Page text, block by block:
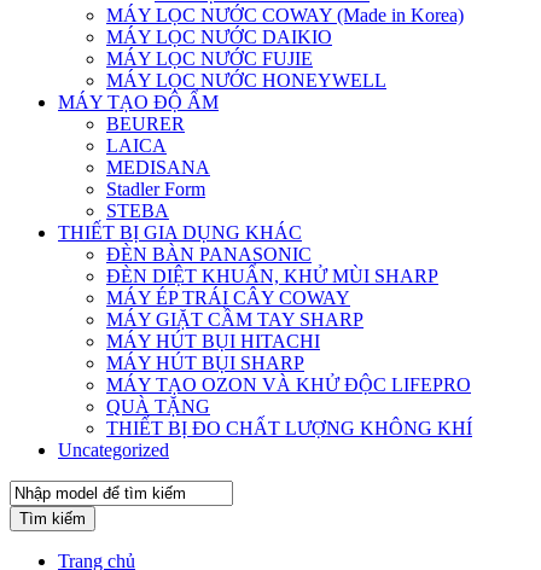
MÁY LỌC NƯỚC COWAY (Made in Korea)
MÁY LỌC NƯỚC DAIKIO
MÁY LỌC NƯỚC FUJIE
MÁY LỌC NƯỚC HONEYWELL
MÁY TẠO ĐỘ ẨM
BEURER
LAICA
MEDISANA
Stadler Form
STEBA
THIẾT BỊ GIA DỤNG KHÁC
ĐÈN BÀN PANASONIC
ĐÈN DIỆT KHUẨN, KHỬ MÙI SHARP
MÁY ÉP TRÁI CÂY COWAY
MÁY GIẶT CẦM TAY SHARP
MÁY HÚT BỤI HITACHI
MÁY HÚT BỤI SHARP
MÁY TẠO OZON VÀ KHỬ ĐỘC LIFEPRO
QUÀ TẶNG
THIẾT BỊ ĐO CHẤT LƯỢNG KHÔNG KHÍ
Uncategorized
Tìm kiếm
Trang chủ